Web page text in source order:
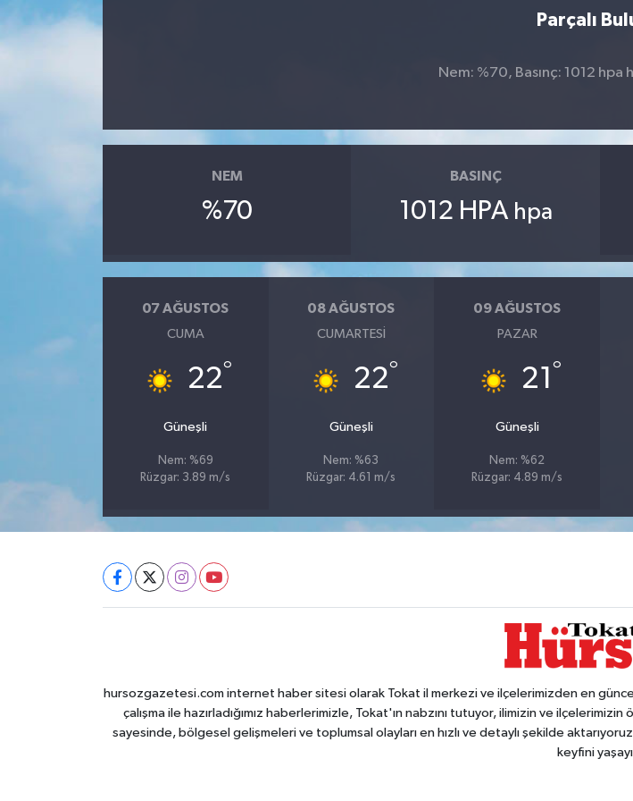
Parçalı
Nem: %70, Basınç: 1012 hpa
NEM
%70
BASINÇ
1012 HPA hpa
07 AĞUSTOS
CUMA
22°
Güneşli
Nem: %69
Rüzgar: 3.89 m/s
08 AĞUSTOS
CUMARTESI
22°
Güneşli
Nem: %63
Rüzgar: 4.61 m/s
09 AĞUSTOS
PAZAR
21 °
Güneşli
Nem: %62
Rüzgar: 4.89 m/s
hursozgazetesi.com internet haber sitesi olarak Tokat il merkezi ve ilçelerimizden en
çalışma ile hazırladığımız haberlerimizle, Tokat'ın nabzını tutuyor, ilimizin ve
sayesinde, bölgesel gelişmeleri ve toplumsal olayları en hızlı ve detaylı şekilde
keyfini
Ekonomi